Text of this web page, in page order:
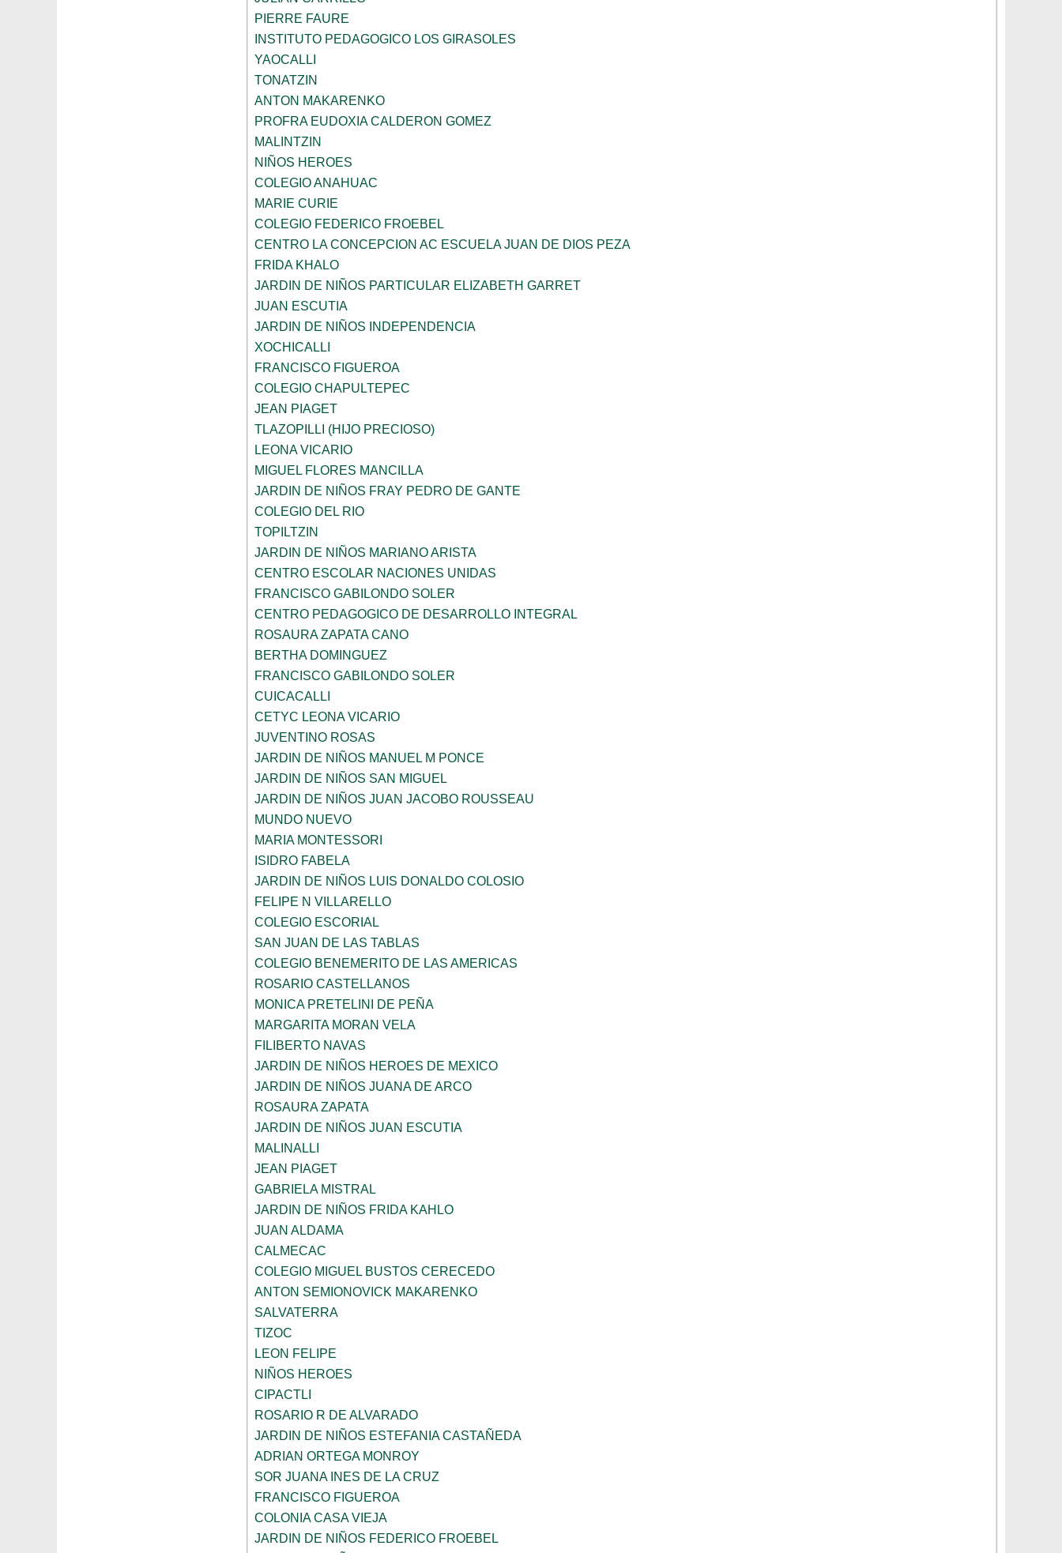
PIERRE FAURE
INSTITUTO PEDAGOGICO LOS GIRASOLES
YAOCALLI
TONATZIN
ANTON MAKARENKO
PROFRA EUDOXIA CALDERON GOMEZ
MALINTZIN
NIÑOS HEROES
COLEGIO ANAHUAC
MARIE CURIE
COLEGIO FEDERICO FROEBEL
CENTRO LA CONCEPCION AC ESCUELA JUAN DE DIOS PEZA
FRIDA KHALO
JARDIN DE NIÑOS PARTICULAR ELIZABETH GARRET
JUAN ESCUTIA
JARDIN DE NIÑOS INDEPENDENCIA
XOCHICALLI
FRANCISCO FIGUEROA
COLEGIO CHAPULTEPEC
JEAN PIAGET
TLAZOPILLI (HIJO PRECIOSO)
LEONA VICARIO
MIGUEL FLORES MANCILLA
JARDIN DE NIÑOS FRAY PEDRO DE GANTE
COLEGIO DEL RIO
TOPILTZIN
JARDIN DE NIÑOS MARIANO ARISTA
CENTRO ESCOLAR NACIONES UNIDAS
FRANCISCO GABILONDO SOLER
CENTRO PEDAGOGICO DE DESARROLLO INTEGRAL
ROSAURA ZAPATA CANO
BERTHA DOMINGUEZ
FRANCISCO GABILONDO SOLER
CUICACALLI
CETYC LEONA VICARIO
JUVENTINO ROSAS
JARDIN DE NIÑOS MANUEL M PONCE
JARDIN DE NIÑOS SAN MIGUEL
JARDIN DE NIÑOS JUAN JACOBO ROUSSEAU
MUNDO NUEVO
MARIA MONTESSORI
ISIDRO FABELA
JARDIN DE NIÑOS LUIS DONALDO COLOSIO
FELIPE N VILLARELLO
COLEGIO ESCORIAL
SAN JUAN DE LAS TABLAS
COLEGIO BENEMERITO DE LAS AMERICAS
ROSARIO CASTELLANOS
MONICA PRETELINI DE PEÑA
MARGARITA MORAN VELA
FILIBERTO NAVAS
JARDIN DE NIÑOS HEROES DE MEXICO
JARDIN DE NIÑOS JUANA DE ARCO
ROSAURA ZAPATA
JARDIN DE NIÑOS JUAN ESCUTIA
MALINALLI
JEAN PIAGET
GABRIELA MISTRAL
JARDIN DE NIÑOS FRIDA KAHLO
JUAN ALDAMA
CALMECAC
COLEGIO MIGUEL BUSTOS CERECEDO
ANTON SEMIONOVICK MAKARENKO
SALVATERRA
TIZOC
LEON FELIPE
NIÑOS HEROES
CIPACTLI
ROSARIO R DE ALVARADO
JARDIN DE NIÑOS ESTEFANIA CASTAÑEDA
ADRIAN ORTEGA MONROY
SOR JUANA INES DE LA CRUZ
FRANCISCO FIGUEROA
COLONIA CASA VIEJA
JARDIN DE NIÑOS FEDERICO FROEBEL